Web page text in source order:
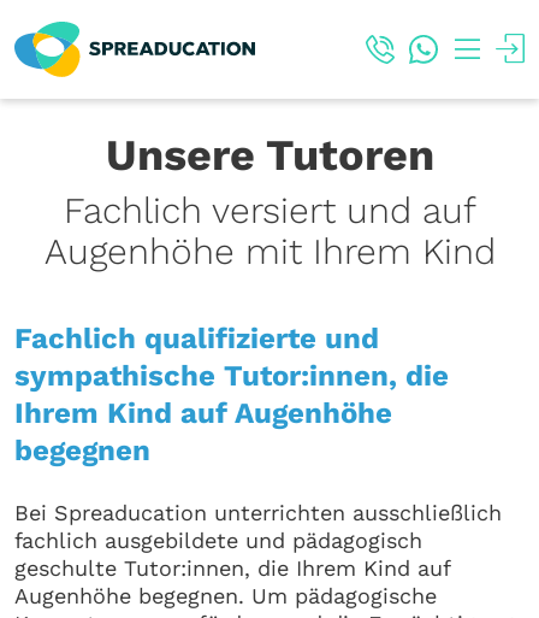
Unsere Tutoren
Fachlich versiert und auf
Augenhöhe mit Ihrem Kind
Fachlich qualifizierte und
sympathische Tutor:innen, die
Ihrem Kind auf Augenhöhe
begegnen
Bei Spreaducation unterrichten ausschließlich
fachlich ausgebildete und pädagogisch
geschulte Tutor:innen, die Ihrem Kind auf
Augenhöhe begegnen. Um pädagogische